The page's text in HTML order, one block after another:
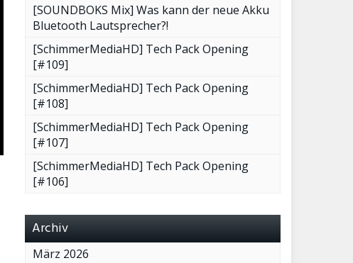
[SOUNDBOKS Mix] Was kann der neue Akku
Bluetooth Lautsprecher?!
[SchimmerMediaHD] Tech Pack Opening
[#109]
[SchimmerMediaHD] Tech Pack Opening
[#108]
[SchimmerMediaHD] Tech Pack Opening
[#107]
[SchimmerMediaHD] Tech Pack Opening
[#106]
Archiv
März 2026